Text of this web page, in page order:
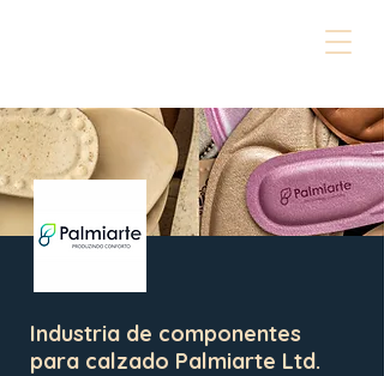
Industria de componentes
para calzado Palmiarte Ltd.